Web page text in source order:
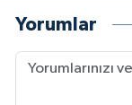
Yorumlar